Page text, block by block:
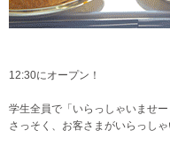
12:30にオープン！
学生全員で「いらっしゃいませー
さっそく、お客さまがいらっしゃ